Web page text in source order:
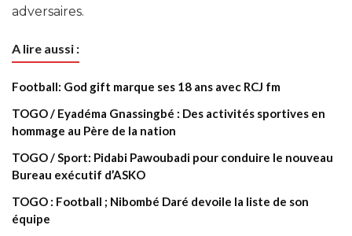
adversaires.
A lire aussi :
Football: God gift marque ses 18 ans avec RCJ fm
TOGO / Eyadéma Gnassingbé : Des activités sportives en
hommage au Père de la nation
TOGO / Sport: Pidabi Pawoubadi pour conduire le nouveau
Bureau exécutif d’ASKO
TOGO : Football ; Nibombé Daré devoile la liste de son
équipe